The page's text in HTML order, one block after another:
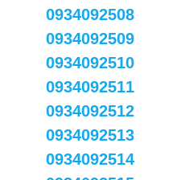
0934092508
0934092509
0934092510
0934092511
0934092512
0934092513
0934092514